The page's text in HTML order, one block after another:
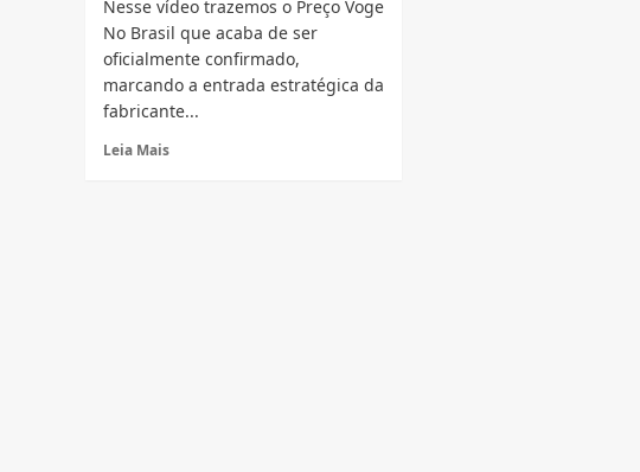
Nesse vídeo trazemos o Preço Voge
No Brasil que acaba de ser
oficialmente confirmado,
marcando a entrada estratégica da
fabricante...
Leia Mais